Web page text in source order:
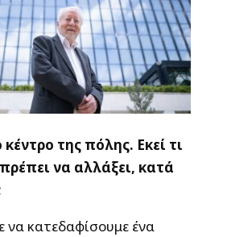
της πόλης. Εκεί τι
να αλλάξει, κατά
κατεδαφίσουμε ένα